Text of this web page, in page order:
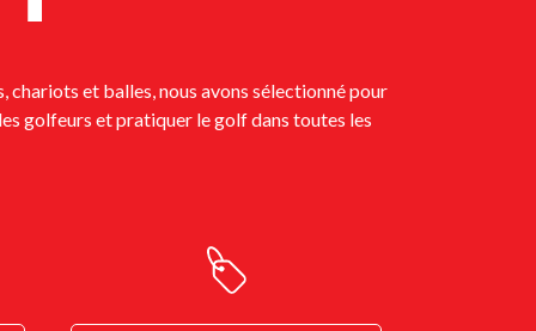
chariots et balles, nous avons sélectionné pour
golfeurs et pratiquer le golf dans toutes les